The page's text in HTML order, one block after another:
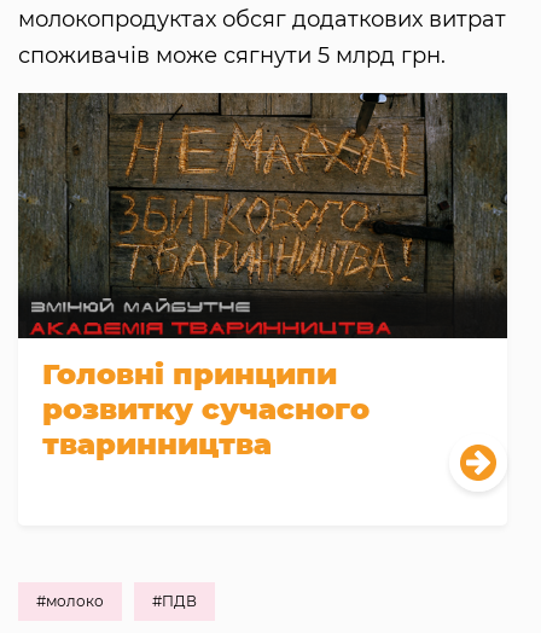
молокопродуктах обсяг додаткових витрат
споживачів може сягнути 5 млрд грн.
Головні принципи
розвитку сучасного
тваринництва
#молоко #ПДВ